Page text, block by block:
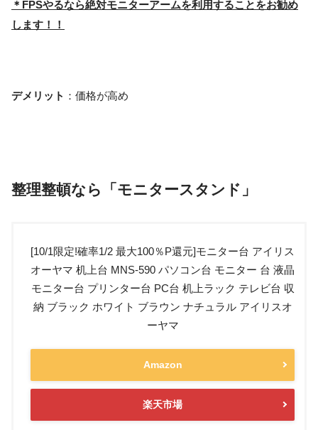
＊FPSやるなら絶対モニターアームを利用することをお勧め
します！！
デメリット ：価格が高め
整理整頓なら「モニタースタンド」
[10/1限定!確率1/2 最大100％P還元]モニター台 アイリス
オーヤマ 机上台 MNS-590 パソコン台 モニター 台 液晶
モニター台 プリンター台 PC台 机上ラック テレビ台 収
納 ブラック ホワイト ブラウン ナチュラル アイリスオ
ーヤマ
Amazon
楽天市場